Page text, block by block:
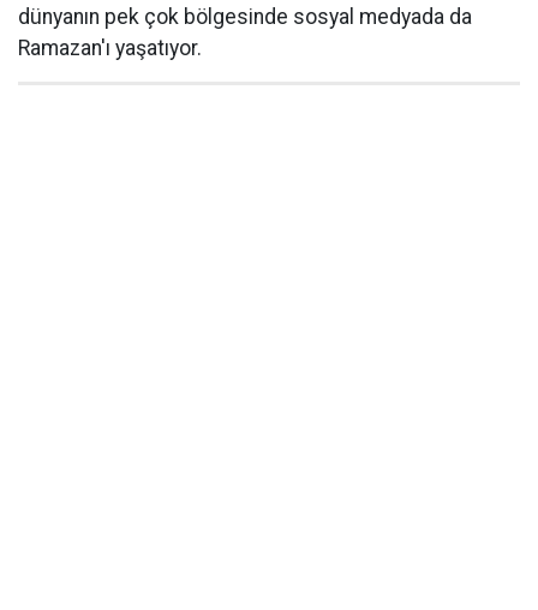
dünyanın pek çok bölgesinde sosyal medyada da
Ramazan'ı yaşatıyor.